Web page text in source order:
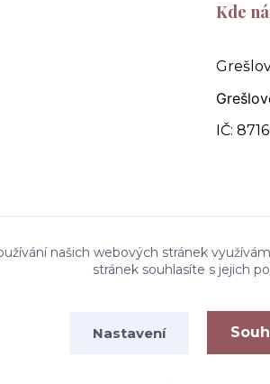
Kde
IČ:
našich webových stránek
stránek souhlasíte s jejich
Nastavení